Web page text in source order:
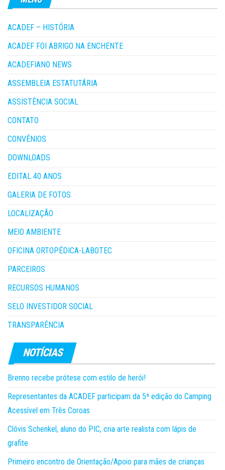
ACADEF – HISTÓRIA
ACADEF FOI ABRIGO NA ENCHENTE
ACADEFIANO NEWS
ASSEMBLEIA ESTATUTÁRIA
ASSISTÊNCIA SOCIAL
CONTATO
CONVÊNIOS
DOWNLOADS
EDITAL 40 ANOS
GALERIA DE FOTOS
LOCALIZAÇÃO
MEIO AMBIENTE
OFICINA ORTOPÉDICA-LABOTEC
PARCEIROS
RECURSOS HUMANOS
SELO INVESTIDOR SOCIAL
TRANSPARÊNCIA
Brenno recebe prótese com estilo de herói!
Representantes da ACADEF participam da 5ª edição do Camping
Acessível em Três Coroas
Clóvis Schenkel, aluno do PIC, cria arte realista com lápis de
grafite
Primeiro encontro de Orientação/Apoio para mães de crianças